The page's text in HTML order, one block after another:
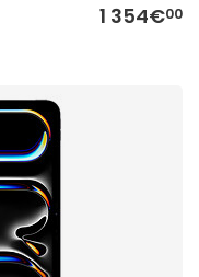
1 354€00